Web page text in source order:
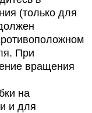
(только для
При
вращения
на
и для